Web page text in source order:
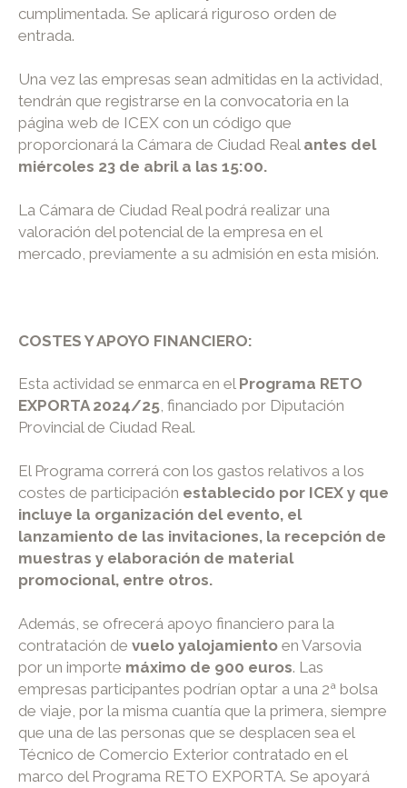
cumplimentada. Se aplicará riguroso orden de
entrada.
Una vez las empresas sean admitidas en la actividad,
tendrán que registrarse en la convocatoria en la
página web de ICEX con un código que
proporcionará la Cámara de Ciudad Real antes del
miércoles 23 de abril a las 15:00.
La Cámara de Ciudad Real podrá realizar una
valoración del potencial de la empresa en el
mercado, previamente a su admisión en esta misión.
COSTES Y APOYO FINANCIERO:
Esta actividad se enmarca en el Programa RETO
EXPORTA 2024/25, financiado por Diputación
Provincial de Ciudad Real.
El Programa correrá con los gastos relativos a los
costes de participación establecido por ICEX y que
incluye la organización del evento, el
lanzamiento de las invitaciones, la recepción de
muestras y elaboración de material
promocional, entre otros.
Además, se ofrecerá apoyo financiero para la
contratación de vuelo yalojamiento en Varsovia
por un importe máximo de 900 euros. Las
empresas participantes podrían optar a una 2ª bolsa
de viaje, por la misma cuantía que la primera, siempre
que una de las personas que se desplacen sea el
Técnico de Comercio Exterior contratado en el
marco del Programa RETO EXPORTA. Se apoyará